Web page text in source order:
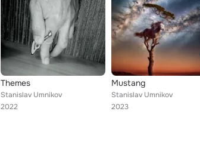
Themes
Stanislav Umnikov
2022
Mustang
Stanislav Umnikov
2023